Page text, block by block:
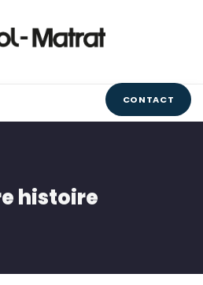
CONTACT
histoire